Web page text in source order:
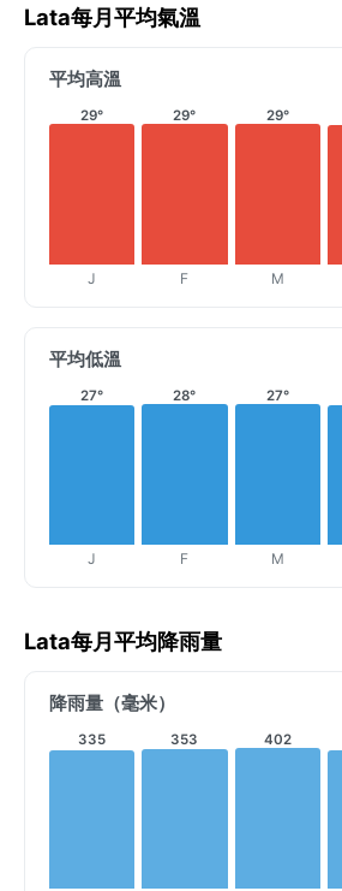
Lata每月平均氣溫
平均高溫
29°
J
29°
F
29°
M
平均低溫
27°
J
28°
F
27°
M
Lata每月平均降雨量
降雨量（毫米）
335 353 402